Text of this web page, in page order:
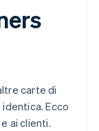
carte di
Ecco
ai clienti.